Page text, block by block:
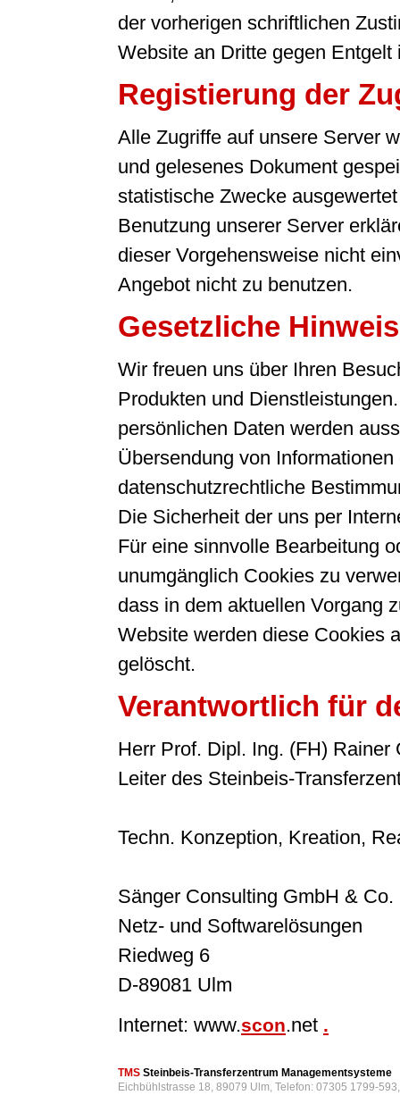
der vorherigen schriftlichen
Website an Dritte gegen Entgelt
Registierung der
Alle Zugriffe auf unsere Server
und gelesenes Dokument
statistische Zwecke
Benutzung unserer Server
dieser Vorgehensweise nicht
Angebot nicht zu benutzen.
Gesetzliche
Wir freuen uns über Ihren
Produkten und
persönlichen Daten werden
Übersendung von
datenschutzrechtliche
Die Sicherheit der uns per
Für eine sinnvolle Bearbeitung
unumgänglich Cookies zu
dass in dem aktuellen Vorgang
Website werden diese Cookies
gelöscht.
Verantwortlich für
Herr Prof. Dipl. Ing. (FH) Rainer
Leiter des Steinbeis-
Techn. Konzeption, Kreation,
Sänger Consulting GmbH & Co.
Netz- und Softwarelösungen
Riedweg 6
D-89081 Ulm
Internet: www.scon.net .
TMS Steinbeis-Transferzentrum Managementsysteme
Eichbühlstrasse 18, 89079 Ulm, Telefon: 07305 1799-